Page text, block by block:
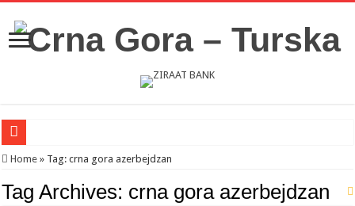
Novosti iz Acibadema
Šahman sa iseljenicima iz Crne Gore u Turskoj: Velika je važnost naše
Home » Tag:crna gora azerbejdzan
Tag Archives: crna gora azerbejdzan